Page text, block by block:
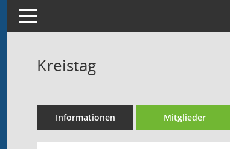
Toggle navigation
Kreistag
Informationen Mitglieder